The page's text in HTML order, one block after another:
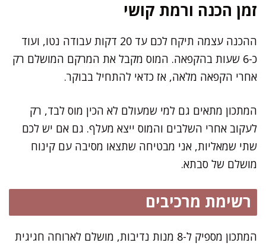
זמן הכנה ורמת קושי
ההכנה עצמה תיקח לכם עד 20 דקות עבודה נטו, ועוד
כ-6 שעות בהקפאה. המוס מקבל את המרקם המושלם רק
אחרי הקפאה מלאה, אז כדאי להתחיל בבוקר.
המתכון מתאים גם למי שמעולם לא הכין מוס לבד, רק
לעקוב אחרי השלבים והמוס ייצא מעלף. גם אם יש לכם
שתי שמאליות, אני מבטיחה שתצאו מסיבה עם קינוח
מושלם של סבתא.
רשימת מרכיבים
המתכון מספיק ל-8 מנות נדיבות, מושלם לארוחה חגיגית